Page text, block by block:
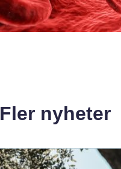
Fler nyheter